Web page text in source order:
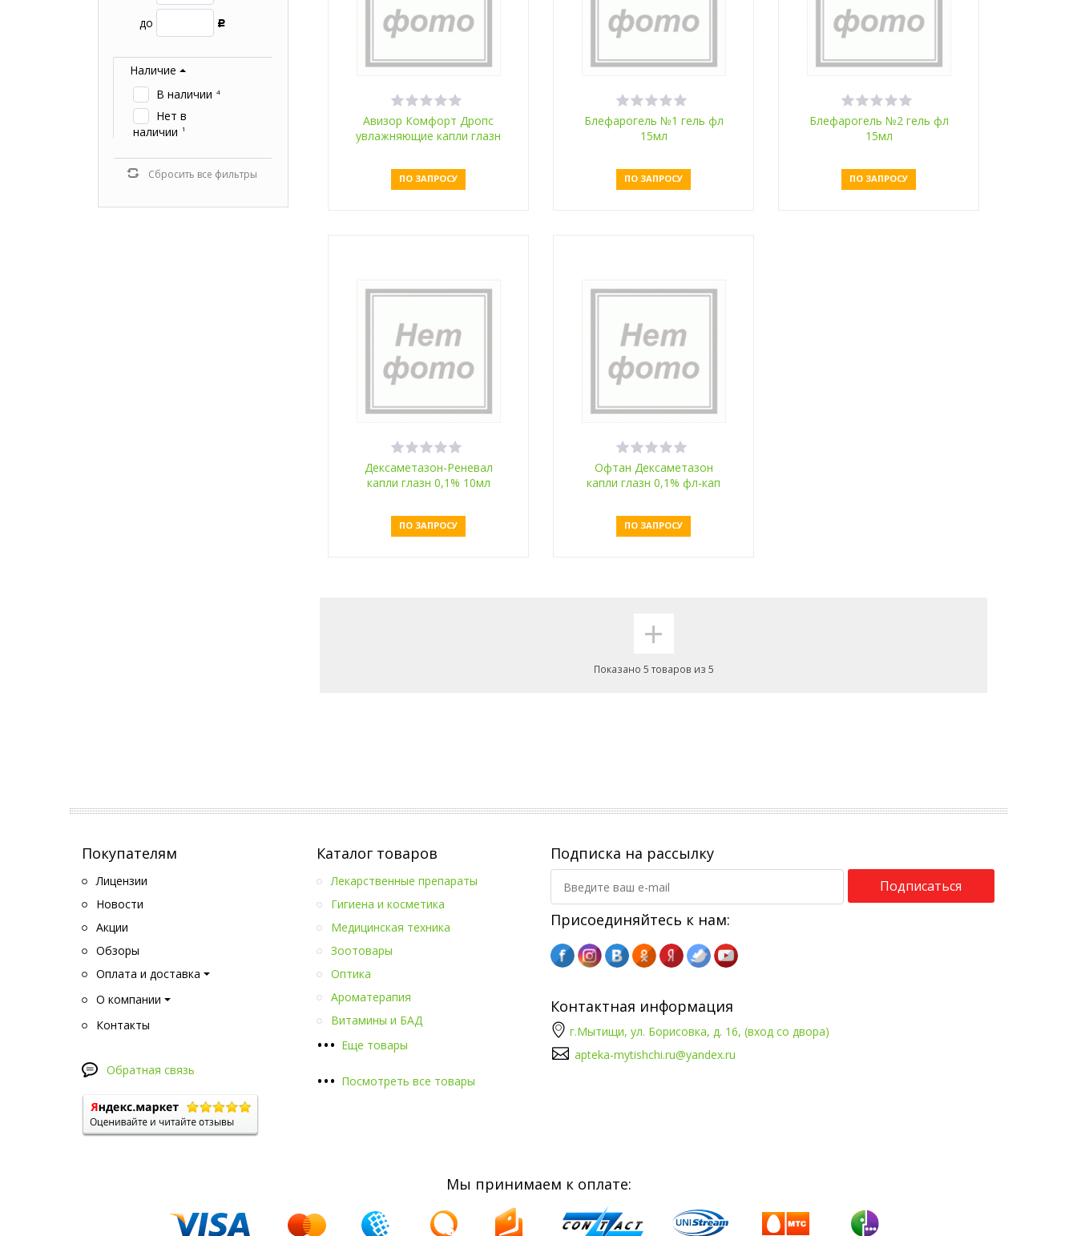
до Р
Наличие
В наличии 4
Нет в
наличии
1
Сбросить все фильтры
Авизор Комфорт Дропс
увлажняющие капли глазн
ПО ЗАПРОСУ
Блефарогель №1 гель фл
15мл
ПО ЗАПРОСУ
Блефарогель №2 гель фл
15мл
ПО ЗАПРОСУ
Дексаметазон-Реневал
капли глазн 0,1% 10мл
ПО ЗАПРОСУ
Офтан Дексаметазон
капли глазн 0,1% фл-кап
ПО ЗАПРОСУ
+
Показано 5 товаров из 5
Покупателям
Лицензии
Новости
Акции
Обзоры
Оплата и доставка
О компании
Контакты
Обратная связь
Каталог товаров
••• Еще товары
Лекарственные препараты
Гигиена и косметика
Медицинская техника
Зоотовары
Оптика
Ароматерапия
Витамины и БАД
••• Посмотреть все товары
Подписка на рассылку
Подписаться
Присоединяйтесь к нам:
Контактная информация
г.Мытищи, ул. Борисовка, д. 16, (вход со двора)
apteka-mytishchi.ru@yandex.ru
Мы принимаем к оплате: